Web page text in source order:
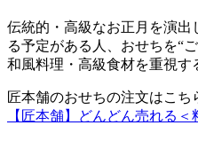
伝統的・高級なお正月を演出
る予定がある人、おせちを“
和風料理・高級食材を重視す
匠本舗のおせちの注文はこち
【匠本舗】どんどん売れる＜